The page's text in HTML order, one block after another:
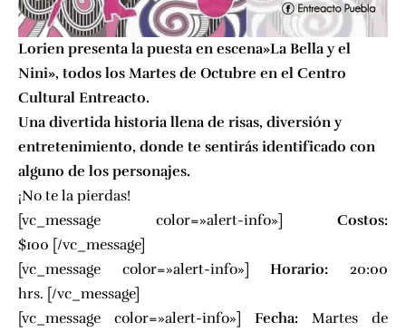
Lorien presenta la puesta en escena»La Bella y el
Nini», todos los Martes de Octubre en el Centro
Cultural Entreacto.
Una divertida historia llena de risas, diversión y
entretenimiento, donde te sentirás identificado con
alguno de los personajes.
¡No te la pierdas!
[vc_message color=»alert-info»] Costos:
$100 [/vc_message]
[vc_message color=»alert-info»]Horario: 20:00
hrs. [/vc_message]
[vc_message color=»alert-info»] Fecha: Martes de